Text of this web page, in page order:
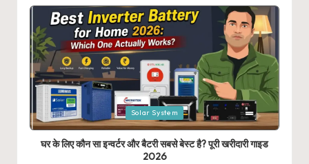
by
Posted
in
Solar System
घर के लिए कौन सा इन्वर्टर और बैटरी सबसे बेस्ट है? पूरी खरीदारी गाइड
2026